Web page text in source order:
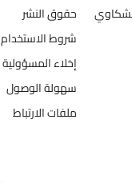
حقوق النشر
شروط الاستخدام
إخلاء المسؤولية
سهولة الوصول
ملفات الارتباط